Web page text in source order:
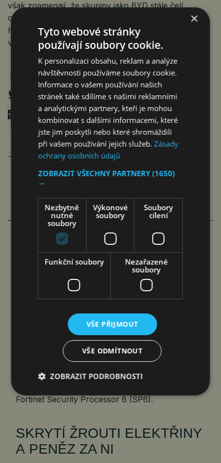
však znamenají, že skupiny jako BYD stále čelí
obrovské nejistotě ohledně přístupu na trhy za
hranicemi Číny. BYD chystá velkou investici do vlastní
výroby v Maďarsku.
Poslat mailem
Jan Ferenc
články autora >
VÍCE ČLÁNKU Z BYZNYSU
INTEL A FORTINET
KYBERBEZPEČNĚJŠÍ
PROCESOR
Společnosti Intel Corporation a Fortinet oznámily
Fortinet Security Processor 6 (SP6).
SKRYTÍ ŽROUTI ELEKTŘINY
A PENĚZ ZA NI
×
Tyto webové stránky
používají soubory cookie.
K personalizaci obsahu, reklam a analýze
návštěvnosti používáme soubory cookie.
Informace o vašem používání našich
stránek také sdílíme s našimi reklamními
a analytickými partnery, kteří je mohou
kombinovat s dalšími informacemi, které
jste jim poskytli nebo které shromáždili
při vašem používání jejich služeb.Zásady
ochrany osobních údajů
ZOBRAZIT VŠECHNY PARTNERY(1650)
→
Nezbytně
nutné
soubory
Výkonové
soubory
Soubory
cílení
Funkční soubory
Nezařazené
soubory
VŠE PŘIJMOUT
VŠE ODMÍTNOUT
ZOBRAZIT PODROBNOSTI